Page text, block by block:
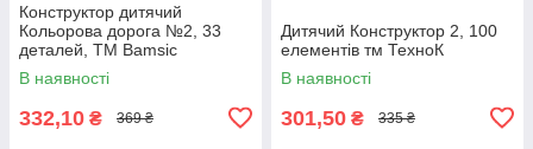
Конструктор дитячий
Кольорова дорога №2, 33
деталей, ТМ Bamsic
В наявності
332,10 ₴ 369 ₴
Дитячий Конструктор 2, 100
елементів тм ТехноК
В наявності
301,50 ₴ 335 ₴